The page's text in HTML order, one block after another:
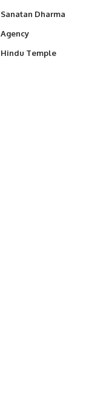
Sanatan Dharma
Agency
Hindu Temple